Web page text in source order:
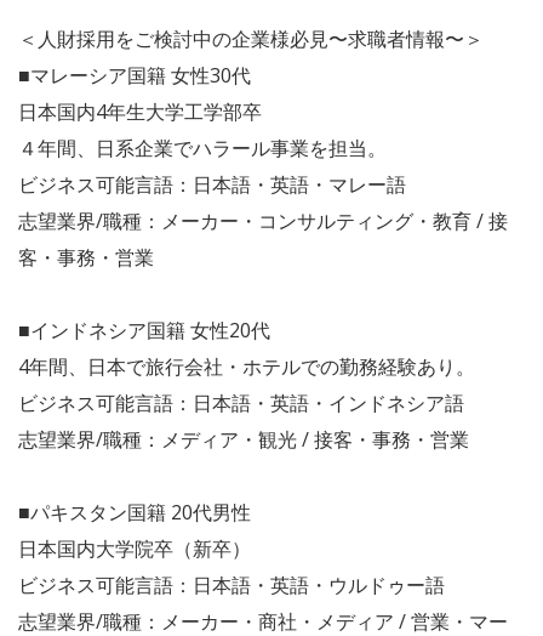
＜人財採用をご検討中の企業様必見〜求職者情報〜＞
■マレーシア国籍 女性30代
日本国内4年生大学工学部卒
４年間、日系企業でハラール事業を担当。
ビジネス可能言語：日本語・英語・マレー語
志望業界/職種：メーカー・コンサルティング・教育 / 接
客・事務・営業
■インドネシア国籍 女性20代
4年間、日本で旅行会社・ホテルでの勤務経験あり。
ビジネス可能言語：日本語・英語・インドネシア語
志望業界/職種：メディア・観光 / 接客・事務・営業
■パキスタン国籍 20代男性
日本国内大学院卒（新卒）
ビジネス可能言語：日本語・英語・ウルドゥー語
志望業界/職種：メーカー・商社・メディア / 営業・マー